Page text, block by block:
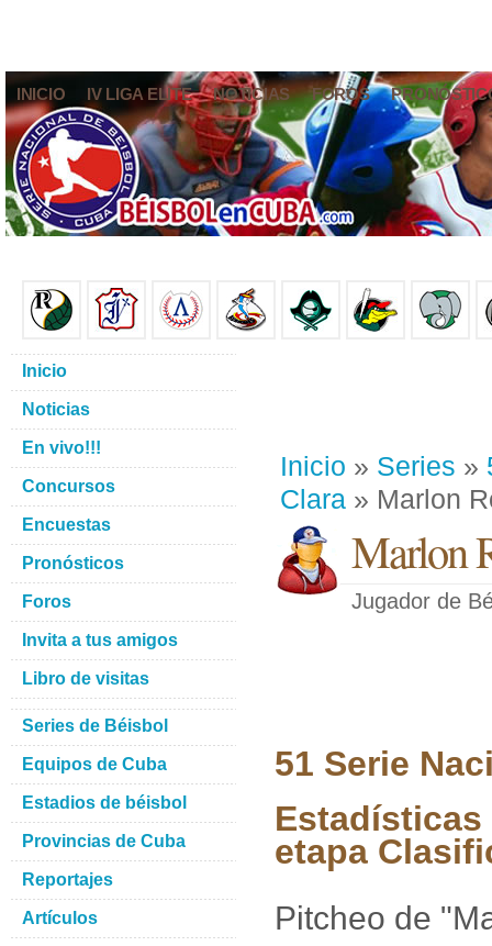
INICIO IV LIGA ELITE NOTICIAS FOROS
Inicio » Series »
Clara » Marlon
Marlon
Jugador de
51 Serie
Estadísticas
etapa
Pitcheo de
Inicio
Noticias
En vivo!!!
Concursos
Encuestas
Pronósticos
Foros
Invita a tus amigos
Libro de visitas
Series de Béisbol
Equipos de Cuba
Estadios de béisbol
Provincias de Cuba
Reportajes
Artículos